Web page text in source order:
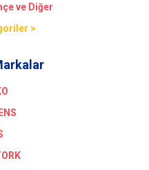
ve Diğer
>